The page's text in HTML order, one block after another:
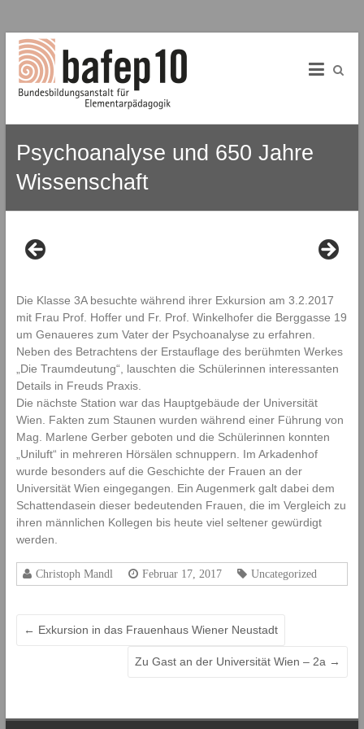
Skip
content
B
A
f
E
P
1
d
b
i
l
d
u
n
g
s
a
n
s
t
a
f
n
Psychoanalyse und 650 Jahre
Wissenschaft
Die Klasse 3A besuchte während ihrer Exkursion am 3.2.2017
mit Frau Prof. Hoffer und Fr. Prof. Winkelhofer die Berggasse 19
um Genaueres zum Vater der Psychoanalyse zu erfahren.
Neben des Betrachtens der Erstauflage des berühmten Werkes
„Die Traumdeutung“, lauschten die Schülerinnen interessanten
Details in Freuds Praxis.
Die nächste Station war das Hauptgebäude der Universität
Wien. Fakten zum Staunen wurden während einer Führung von
Mag. Marlene Gerber geboten und die Schülerinnen konnten
„Uniluft“ in mehreren Hörsälen schnuppern. Im Arkadenhof
wurde besonders auf die Geschichte der Frauen an der
Universität Wien eingegangen. Ein Augenmerk galt dabei dem
Schattendasein dieser bedeutenden Frauen, die im Vergleich zu
ihren männlichen Kollegen bis heute viel seltener gewürdigt
werden.
Christoph Mandl Februar 17, 2017 Uncategorized
← Exkursion in das Frauenhaus Wiener Neustadt
Zu Gast an der Universität Wien – 2a →